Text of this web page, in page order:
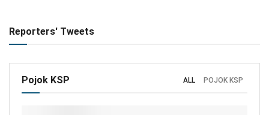
Reporters' Tweets
Pojok KSP ALL POJOK KSP